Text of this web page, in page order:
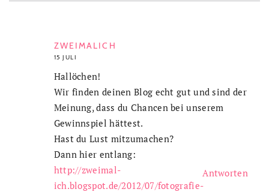
ZWEIMALICH
15 JULI
Hallöchen!
Wir finden deinen Blog echt gut und sind der
Meinung, dass du Chancen bei unserem
Gewinnspiel hättest.
Hast du Lust mitzumachen?
Dann hier entlang:
http://zweimal-
ich.blogspot.de/2012/07/fotografie-
Antworten